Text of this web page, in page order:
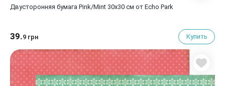
Двусторонняя бумага Pink/Mint 30х30 см от Echo Park
39.9 грн Купить